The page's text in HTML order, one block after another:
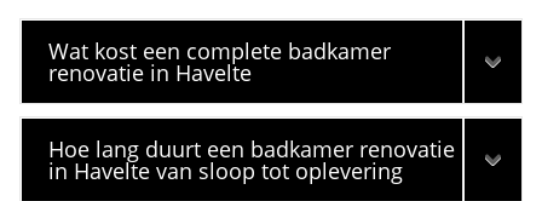
Wat kost een complete badkamer
renovatie in Havelte
Hoe lang duurt een badkamer renovatie
in Havelte van sloop tot oplevering